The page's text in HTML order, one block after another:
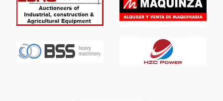
Maquinas De Marcenaria
Maquinas De Usinagem
Mesa De Fresagem